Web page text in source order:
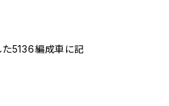
5136編成車に記